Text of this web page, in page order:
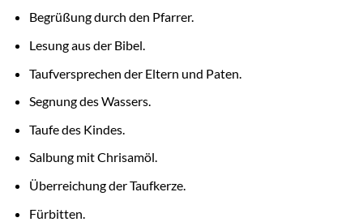
Begrüßung durch den Pfarrer.
Lesung aus der Bibel.
Taufversprechen der Eltern und Paten.
Segnung des Wassers.
Taufe des Kindes.
Salbung mit Chrisamöl.
Überreichung der Taufkerze.
Fürbitten.